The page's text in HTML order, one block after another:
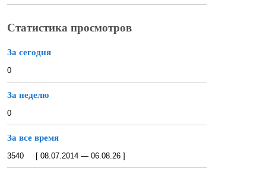
Статистика просмотров
За сегодня
0
За неделю
0
За все время
3540 [ 08.07.2014 — 06.08.26 ]